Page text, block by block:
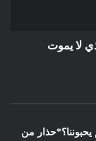
لا يموت
من